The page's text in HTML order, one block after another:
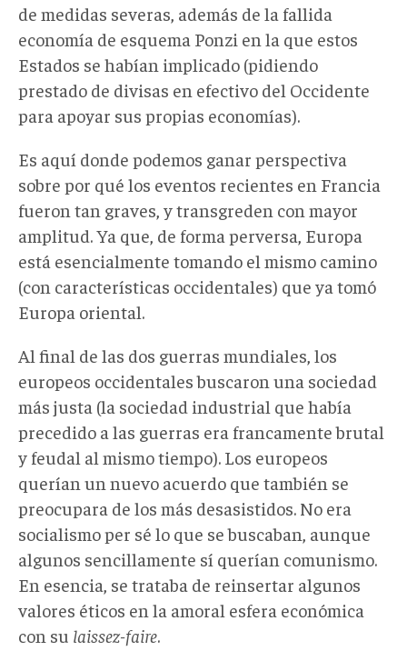
de medidas severas, además de la fallida
economía de esquema Ponzi en la que estos
Estados se habían implicado (pidiendo
prestado de divisas en efectivo del Occidente
para apoyar sus propias economías).
Es aquí donde podemos ganar perspectiva
sobre por qué los eventos recientes en Francia
fueron tan graves, y transgreden con mayor
amplitud. Ya que, de forma perversa, Europa
está esencialmente tomando el mismo camino
(con características occidentales) que ya tomó
Europa oriental.
Al final de las dos guerras mundiales, los
europeos occidentales buscaron una sociedad
más justa (la sociedad industrial que había
precedido a las guerras era francamente brutal
y feudal al mismo tiempo). Los europeos
querían un nuevo acuerdo que también se
preocupara de los más desasistidos. No era
socialismo per sé lo que se buscaban, aunque
algunos sencillamente sí querían comunismo.
En esencia, se trataba de reinsertar algunos
valores éticos en la amoral esfera económica
con su laissez-faire.